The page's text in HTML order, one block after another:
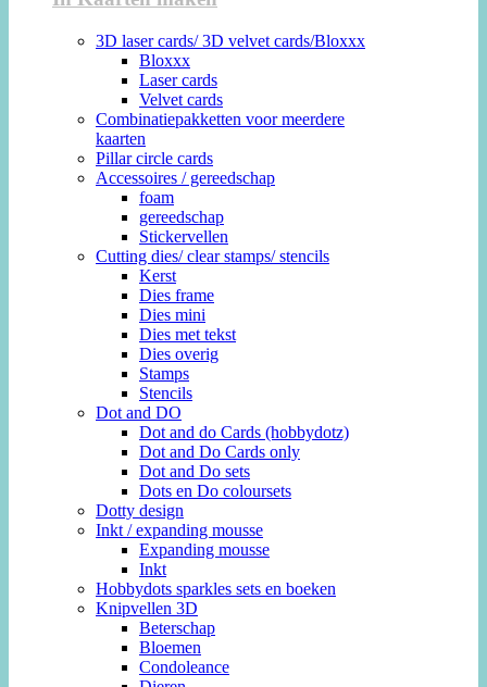
3D laser cards/ 3D velvet cards/Bloxxx
Bloxxx
Laser cards
Velvet cards
Combinatiepakketten voor meerdere
kaarten
Pillar circle cards
Accessoires / gereedschap
foam
gereedschap
Stickervellen
Cutting dies/ clear stamps/ stencils
Kerst
Dies frame
Dies mini
Dies met tekst
Dies overig
Stamps
Stencils
Dot and DO
Dot and do Cards (hobbydotz)
Dot and Do Cards only
Dot and Do sets
Dots en Do coloursets
Dotty design
Inkt / expanding mousse
Expanding mousse
Inkt
Hobbydots sparkles sets en boeken
Knipvellen 3D
Beterschap
Bloemen
Condoleance